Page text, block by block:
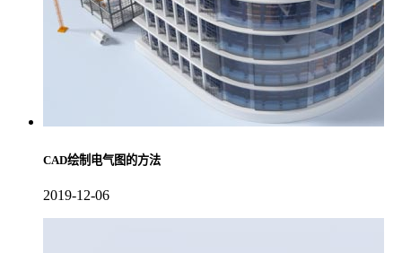
CAD绘制电气图的方法
2019-12-06